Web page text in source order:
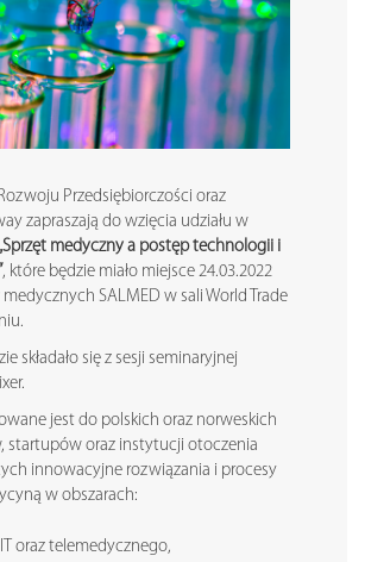
Przedsiębiorczości oraz
zapraszają do wzięcia udziału w
„Sprzęt medyczny a postęp technologii i
, które będzie miało miejsce 24.03.2022
SALMED w sali World Trade
składało się z sesji seminaryjnej
jest do polskich oraz norweskich
startupów oraz instytucji otoczenia
innowacyjne rozwiązania i procesy
w obszarach:
oraz telemedycznego,